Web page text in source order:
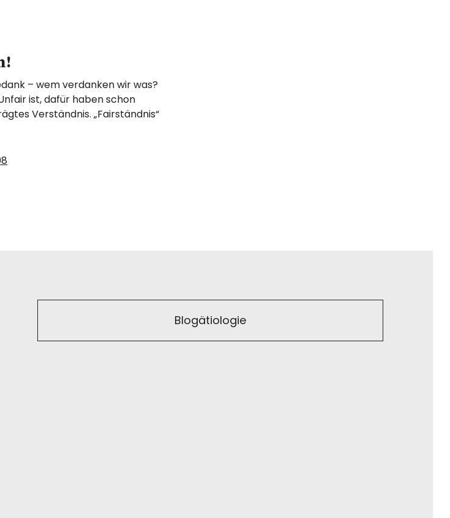
– wem verdanken wir was?
ist, dafür haben schon
Verständnis. „Fairständnis“
Blogätiologie